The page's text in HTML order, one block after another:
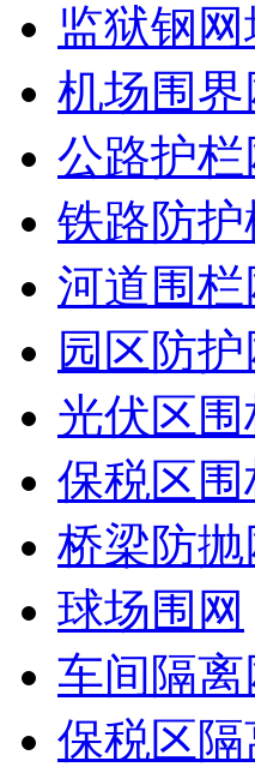
监狱钢网
机场围界
公路护栏
铁路防护
河道围栏
园区防护
光伏区围
保税区围
桥梁防抛
球场围网
车间隔离
保税区隔